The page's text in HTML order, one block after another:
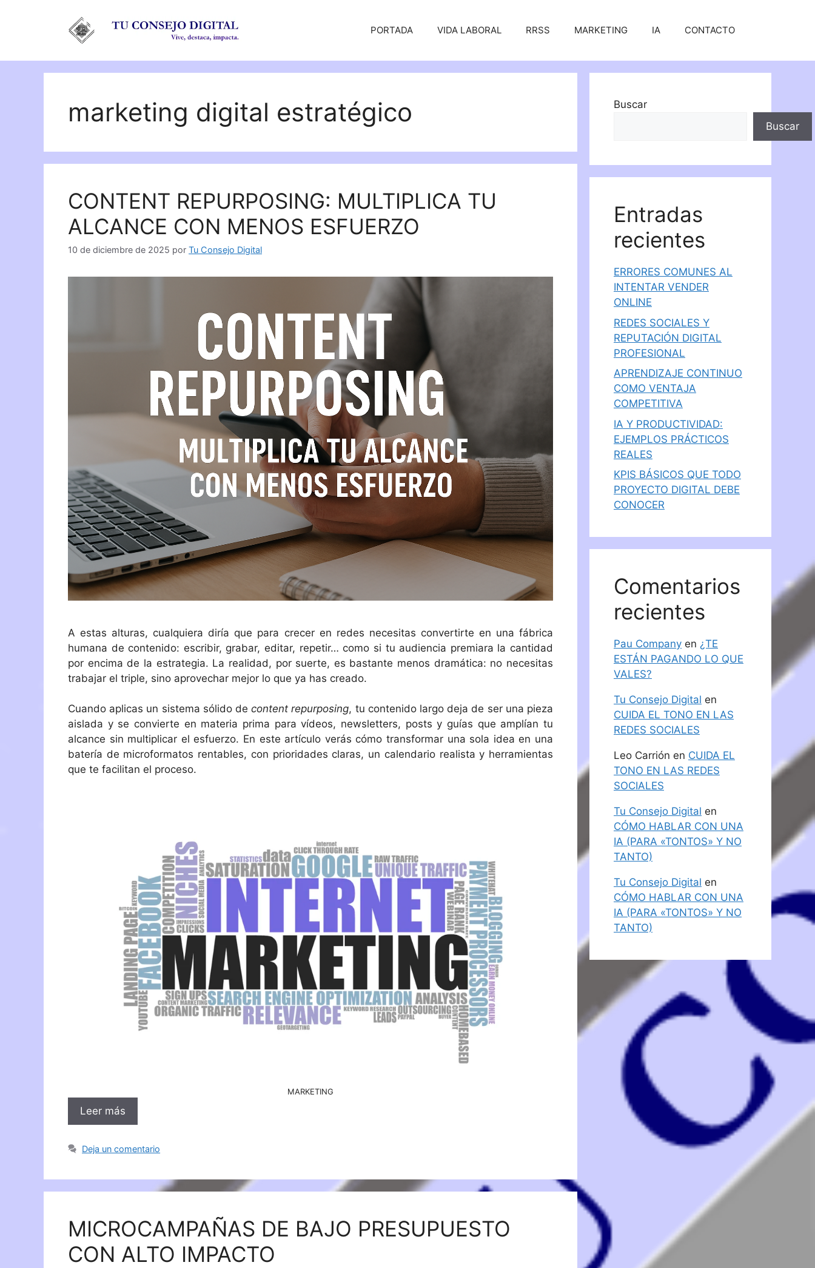
PORTADA VIDA LABORAL RRSS MARKETING IA CONTACTO
marketing digital estratégico
CONTENT REPURPOSING: MULTIPLICA TU
ALCANCE CON MENOS ESFUERZO
10 de diciembre de 2025 por Tu Consejo Digital
A estas alturas, cualquiera diría que para crecer en redes necesitas convertirte en una fábrica
humana de contenido: escribir, grabar, editar, repetir… como si tu audiencia premiara la cantidad
por encima de la estrategia. La realidad, por suerte, es bastante menos dramática: no necesitas
trabajar el triple, sino aprovechar mejor lo que ya has creado.
Cuando aplicas un sistema sólido decontent repurposing, tu contenido largo deja de ser una pieza
aislada y se convierte en materia prima para vídeos, newsletters, posts y guías que amplían tu
alcance sin multiplicar el esfuerzo. En este artículo verás cómo transformar una sola idea en una
batería de microformatos rentables, con prioridades claras, un calendario realista y herramientas
que te facilitan el proceso.
MARKETING
Leer más
Deja un comentario
MICROCAMPAÑAS DE BAJO PRESUPUESTO
CON ALTO IMPACTO
Buscar
Buscar
Entradas
recientes
ERRORES COMUNES AL
INTENTAR VENDER
ONLINE
REDES SOCIALES Y
REPUTACIÓN DIGITAL
PROFESIONAL
APRENDIZAJE CONTINUO
COMO VENTAJA
COMPETITIVA
IA Y PRODUCTIVIDAD:
EJEMPLOS PRÁCTICOS
REALES
KPIS BÁSICOS QUE TODO
PROYECTO DIGITAL DEBE
CONOCER
Comentarios
recientes
Pau Company en ¿TE
ESTÁN PAGANDO LO QUE
VALES?
Tu Consejo Digital en
CUIDA EL TONO EN LAS
REDES SOCIALES
Leo Carrión en CUIDA EL
TONO EN LAS REDES
SOCIALES
Tu Consejo Digital en
CÓMO HABLAR CON UNA
IA (PARA «TONTOS» Y NO
TANTO)
Tu Consejo Digital en
CÓMO HABLAR CON UNA
IA (PARA «TONTOS» Y NO
TANTO)